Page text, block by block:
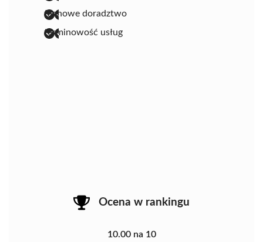
fachowe doradztwo
terminowość usług
Ocena w rankingu
10.00 na 10